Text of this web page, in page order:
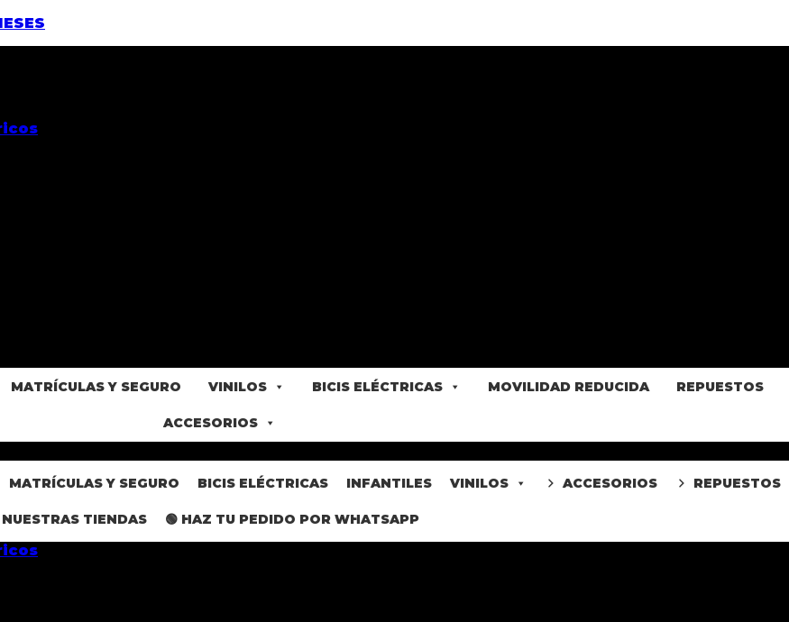
MATRÍCULAS Y SEGURO VINILOS BICIS ELÉCTRICAS MOVILIDAD REDUCIDA REPUESTOS
ACCESORIOS
MATRÍCULAS Y SEGURO BICIS ELÉCTRICAS INFANTILES VINILOS ACCESORIOS REPUESTOS
NUESTRAS TIENDAS 🟢 HAZ TU PEDIDO POR WHATSAPP